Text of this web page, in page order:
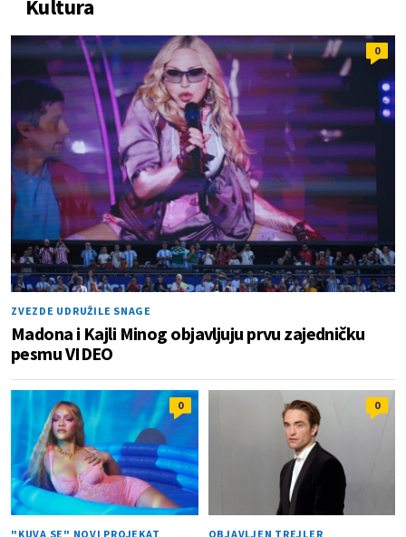
Kultura
0
ZVEZDE UDRUŽILE SNAGE
Madona i Kajli Minog objavljuju prvu zajedničku
pesmu VIDEO
0
"KUVA SE" NOVI PROJEKAT
0
OBJAVLJEN TREJLER